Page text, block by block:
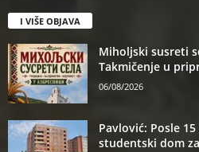
I VIŠE OBJAVA
Miholjski susreti
Takmičenje u
06/08/2026
Pavlović: Posle
studentski dom